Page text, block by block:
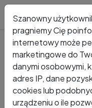
Kto dzwonił? Numer
+48
Szanowny
pragniemy Cię
internetowy może
marketingowe do
danymi osobowymi,
adres IP, dane
cookies lub
urządzeniu o ile